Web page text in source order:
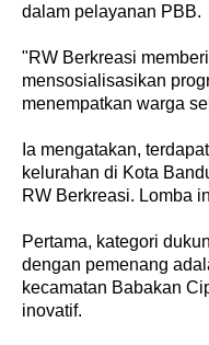
dalam pelayanan PBB.
"RW Berkreasi
mensosialisasikan
menempatkan warga
Ia mengatakan,
kelurahan di Kota
RW Berkreasi. Lomba
Pertama, kategori
dengan pemenang
kecamatan Babakan
inovatif.